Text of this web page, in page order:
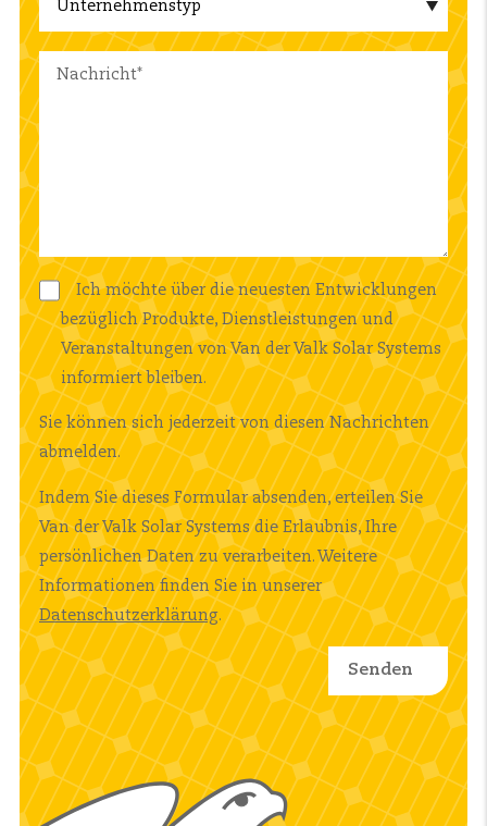
Ich möchte über die neuesten Entwicklungen
bezüglich Produkte, Dienstleistungen und
Veranstaltungen von Van der Valk Solar Systems
informiert bleiben.
Sie können sich jederzeit von diesen Nachrichten
abmelden.
Indem Sie dieses Formular absenden, erteilen Sie
Van der Valk Solar Systems die Erlaubnis, Ihre
persönlichen Daten zu verarbeiten. Weitere
Informationen finden Sie in unserer
Datenschutzerklärung.